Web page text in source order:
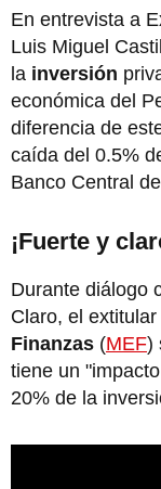
En entrevista a
Luis Miguel
la inversión
económica del
diferencia de
caída del 0.5%
Banco Central
¡Fuerte y
Durante diálogo
Claro, el extitular
Finanzas (MEF)
tiene un
20% de la